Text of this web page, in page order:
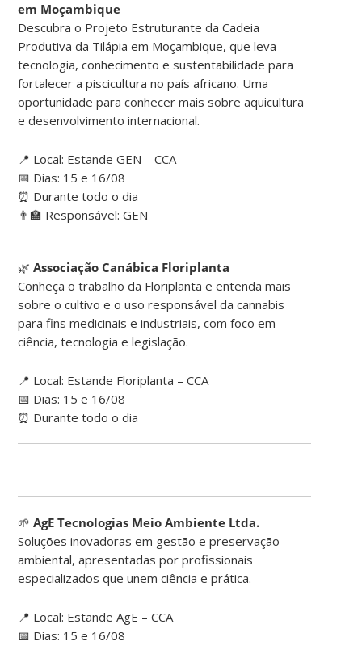
em Moçambique
Descubra o Projeto Estruturante da Cadeia
Produtiva da Tilápia em Moçambique, que leva
tecnologia, conhecimento e sustentabilidade para
fortalecer a piscicultura no país africano. Uma
oportunidade para conhecer mais sobre aquicultura
e desenvolvimento internacional.
📍 Local: Estande GEN – CCA
📅 Dias: 15 e 16/08
⏰ Durante todo o dia
👨‍🏫 Responsável: GEN
🌿Associação Canábica Floriplanta
Conheça o trabalho da Floriplanta e entenda mais
sobre o cultivo e o uso responsável da cannabis
para fins medicinais e industriais, com foco em
ciência, tecnologia e legislação.
📍 Local: Estande Floriplanta – CCA
📅 Dias: 15 e 16/08
⏰ Durante todo o dia
🌱AgE Tecnologias Meio Ambiente Ltda.
Soluções inovadoras em gestão e preservação
ambiental, apresentadas por profissionais
especializados que unem ciência e prática.
📍 Local: Estande AgE – CCA
📅 Dias: 15 e 16/08